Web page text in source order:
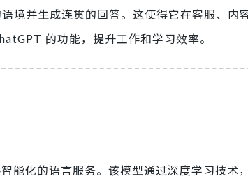
境并生成连贯的回答。这使得它在客服、内
的功能，提升工作和学习效率。
能化的语言服务。该模型通过深度学习技术